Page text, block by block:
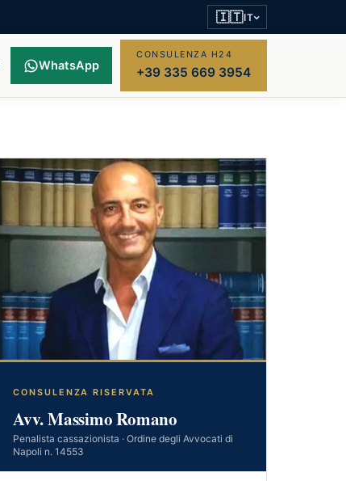
🇮🇹IT
WhatsApp
CONSULENZA H24
+39 335 669 3954
CONSULENZA RISERVATA
Avv. Massimo Romano
Penalista cassazionista · Ordine degli Avvocati di
Napoli n. 14553